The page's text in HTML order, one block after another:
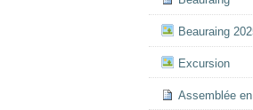
Beauraing
Excursion
Assemblée